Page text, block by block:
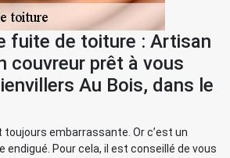
fuite de toiture : Artisan
couvreur prêt à vous
Au Bois, dans le
embarrassante. Or c’est un
endigué. Pour cela, il est conseillé de vous